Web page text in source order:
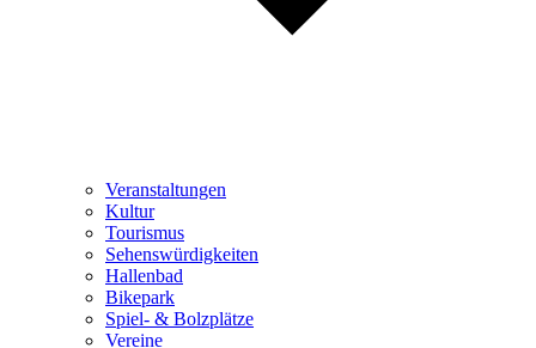
Veranstaltungen
Kultur
Tourismus
Sehenswürdigkeiten
Hallenbad
Bikepark
Spiel- & Bolzplätze
Vereine